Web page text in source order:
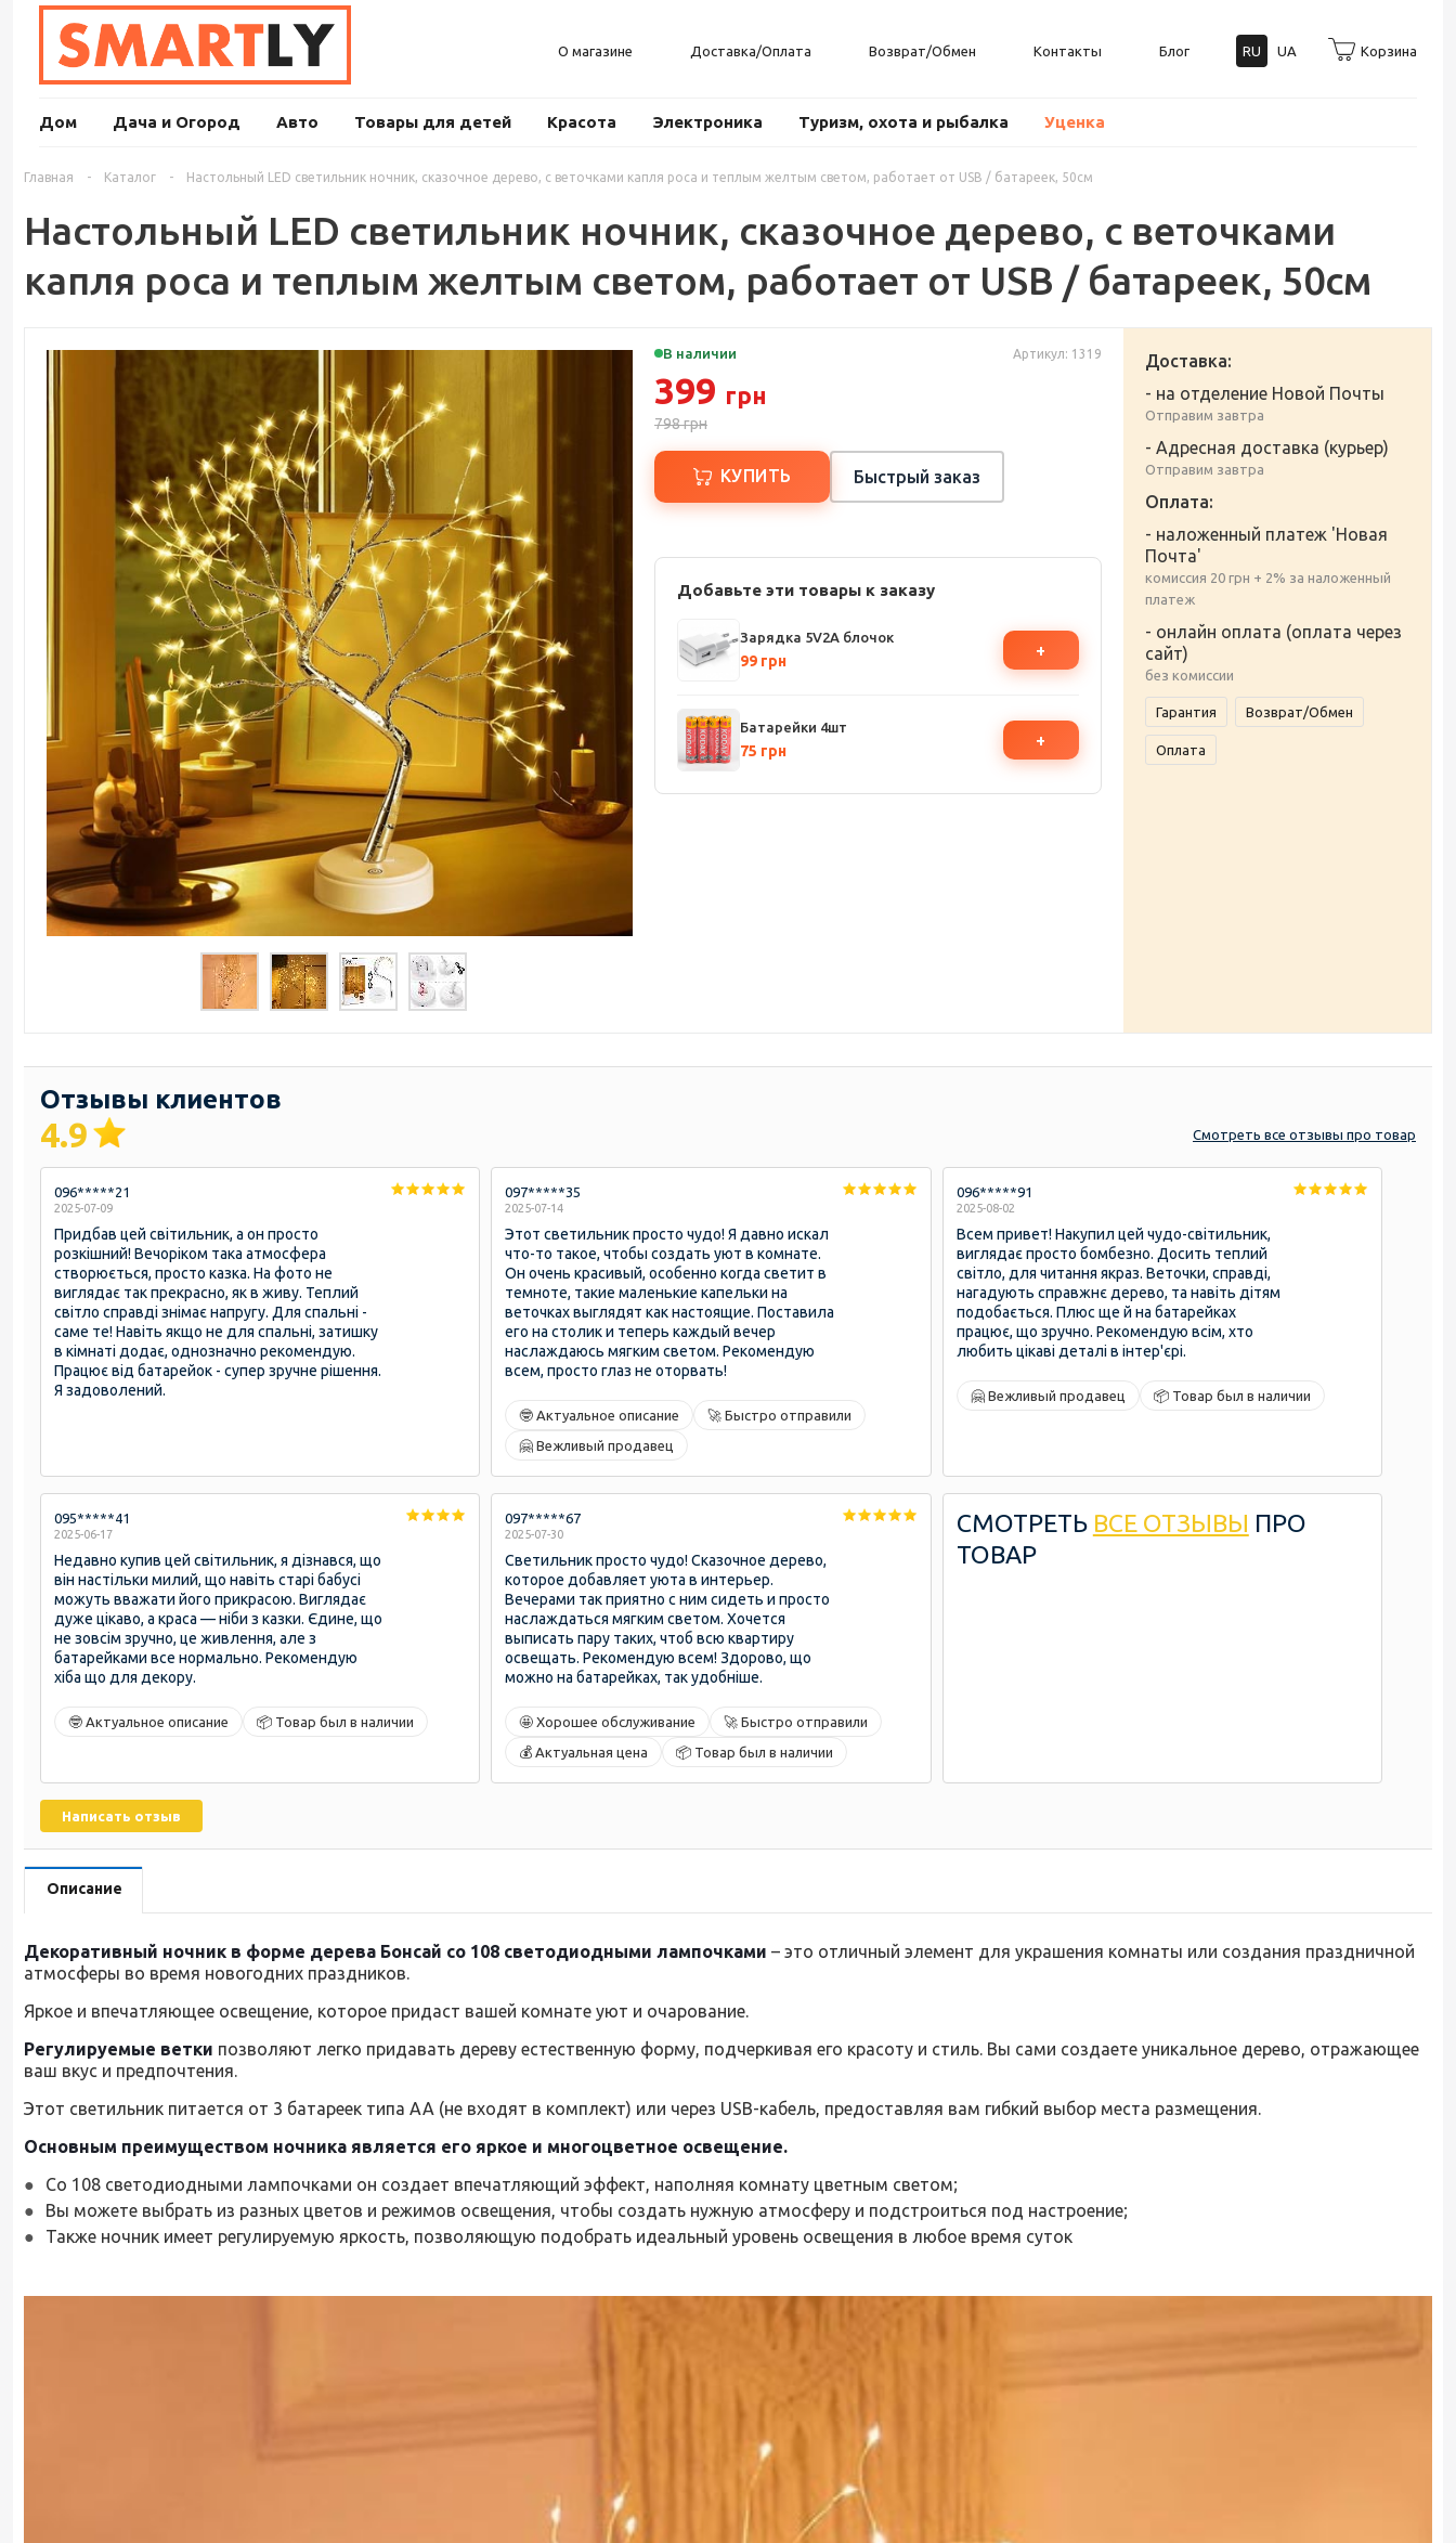
О магазине Доставка/Оплата Возврат/Обмен Контакты Блог RU UA Корзина
Дом Дача и Огород Авто Товары для детей Красота Электроника Туризм, охота и рыбалка Уценка
Главная - Каталог - Настольный LED светильник ночник, сказочное дерево, с веточками капля роса и теплым желтым светом, работает от USB / батареек, 50см
Настольный LED светильник ночник, сказочное дерево, с веточками
капля роса и теплым желтым светом, работает от USB / батареек, 50см
В наличии Артикул: 1319
399 грн
798грн
КУПИТЬ Быстрый заказ
Добавьте эти товары к заказу
Зарядка 5V2A блочок
99 грн
+
Батарейки 4шт
75 грн
+
Доставка:
- на отделение Новой Почты
Отправим завтра
- Адресная доставка (курьер)
Отправим завтра
Оплата:
- наложенный платеж 'Новая
Почта'
комиссия 20 грн + 2% за наложенный
платеж
- онлайн оплата (оплата через
сайт)
без комиссии
Гарантия Возврат/Обмен
Оплата
Отзывы клиентов
4.9 Смотреть все отзывы про товар
096*****21
2025-07-09
Придбав цей світильник, а он просто
розкішний! Вечоріком така атмосфера
створюється, просто казка. На фото не
виглядає так прекрасно, як в живу. Теплий
світло справді знімає напругу. Для спальні -
саме те! Навіть якщо не для спальні, затишку
в кімнаті додає, однозначно рекомендую.
Працює від батарейок - супер зручне рішення.
Я задоволений.
097*****35
2025-07-14
Этот светильник просто чудо! Я давно искал
что-то такое, чтобы создать уют в комнате.
Он очень красивый, особенно когда светит в
темноте, такие маленькие капельки на
веточках выглядят как настоящие. Поставила
его на столик и теперь каждый вечер
наслаждаюсь мягким светом. Рекомендую
всем, просто глаз не оторвать!
🤓 Актуальное описание
🚀 Быстро отправили
🤗 Вежливый продавец
096*****91
2025-08-02
Всем привет! Накупил цей чудо-світильник,
виглядає просто бомбезно. Досить теплий
світло, для читання якраз. Веточки, справді,
нагадують справжнє дерево, та навіть дітям
подобається. Плюс ще й на батарейках
працює, що зручно. Рекомендую всім, хто
любить цікаві деталі в інтер'єрі.
🤗 Вежливый продавец 📦 Товар был в наличии
095*****41
2025-06-17
Недавно купив цей світильник, я дізнався, що
він настільки милий, що навіть старі бабусі
можуть вважати його прикрасою. Виглядає
дуже цікаво, а краса — ніби з казки. Єдине, що
не зовсім зручно, це живлення, але з
батарейками все нормально. Рекомендую
хіба що для декору.
🤓 Актуальное описание 📦 Товар был в наличии
097*****67
2025-07-30
Светильник просто чудо! Сказочное дерево,
которое добавляет уюта в интерьер.
Вечерами так приятно с ним сидеть и просто
наслаждаться мягким светом. Хочется
выписать пару таких, чтоб всю квартиру
освещать. Рекомендую всем! Здорово, що
можно на батарейках, так удобніше.
🤩 Хорошее обслуживание
🚀 Быстро отправили
💰 Актуальная цена
📦 Товар был в наличии
СМОТРЕТЬ ВСЕ ОТЗЫВЫ ПРО
ТОВАР
Написать отзыв
Описание
Декоративный ночник в форме дерева Бонсай со 108 светодиодными лампочками – это отличный элемент для украшения комнаты или создания праздничной
атмосферы во время новогодних праздников.
Яркое и впечатляющее освещение, которое придаст вашей комнате уют и очарование.
Регулируемые ветки позволяют легко придавать дереву естественную форму, подчеркивая его красоту и стиль. Вы сами создаете уникальное дерево, отражающее
ваш вкус и предпочтения.
Этот светильник питается от 3 батареек типа АА (не входят в комплект) или через USB-кабель, предоставляя вам гибкий выбор места размещения.
Основным преимуществом ночника является его яркое и многоцветное освещение.
Со 108 светодиодными лампочками он создает впечатляющий эффект, наполняя комнату цветным светом;
Вы можете выбрать из разных цветов и режимов освещения, чтобы создать нужную атмосферу и подстроиться под настроение;
Также ночник имеет регулируемую яркость, позволяющую подобрать идеальный уровень освещения в любое время суток